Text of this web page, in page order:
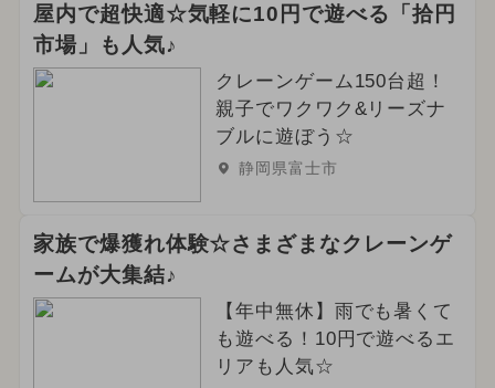
屋内で超快適☆気軽に10円で遊べる「拾円
市場」も人気♪
クレーンゲーム150台超！
親子でワクワク&リーズナ
ブルに遊ぼう☆
静岡県富士市
家族で爆獲れ体験☆さまざまなクレーンゲ
ームが大集結♪
【年中無休】雨でも暑くて
も遊べる！10円で遊べるエ
リアも人気☆